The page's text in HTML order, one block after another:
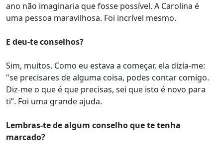
ano não imaginaria que fosse possível. A Carolina é
uma pessoa maravilhosa. Foi incrível mesmo.
E deu-te conselhos?
Sim, muitos. Como eu estava a começar, ela dizia-me:
"se precisares de alguma coisa, podes contar comigo.
Diz-me o que é que precisas, sei que isto é novo para
ti”. Foi uma grande ajuda.
Lembras-te de algum conselho que te tenha
marcado?